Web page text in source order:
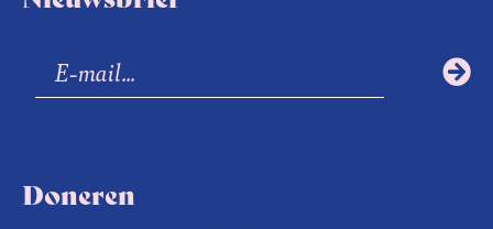
Doneren